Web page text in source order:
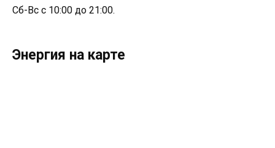
Сб-Вс с 10:00 до 21:00.
Энергия на карте